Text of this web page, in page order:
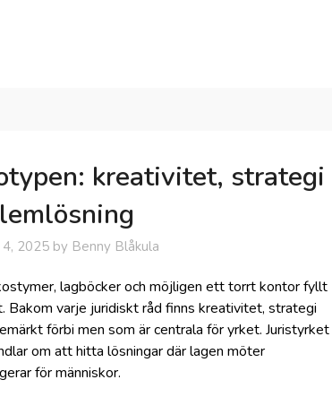
kreativitet, strategi
2025 by Benny Blåkula
lagböcker och möjligen ett torrt kontor fyllt
Bakom varje juridiskt råd finns kreativitet, strategi
förbi men som är centrala för yrket. Juristyrket
om att hitta lösningar där lagen möter
för människor.